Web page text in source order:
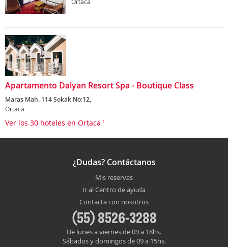
Apartamento Dalyan Resort Spa - Boutique Class
Maras Mah. 114 Sokak No:12,
Ortaca
Ver los 30 hoteles en Ortaca
¿Dudas? Contáctanos
Mis reservas
Ir al Centro de ayuda
Contacta con nosotros
(55) 8526-3288
De lunes a viernes de 09 a 18hs.
Sábados y domingos de 09 a 15hs.